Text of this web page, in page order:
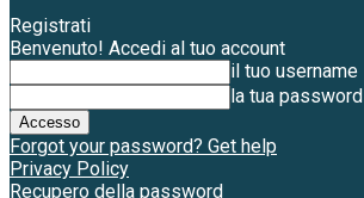
Registrati
Benvenuto! Accedi al tuo account
il tuo username
la tua password
Forgot your password? Get help
Privacy Policy
Recupero della password